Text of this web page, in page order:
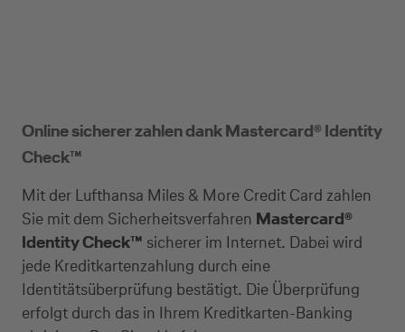
Online sicherer zahlen dank Mastercard® Identity
Check™
Mit der Lufthansa Miles & More Credit Card zahlen
Sie mit dem Sicherheitsverfahren Mastercard®
Identity Check™ sicherer im Internet. Dabei wird
jede Kreditkartenzahlung durch eine
Identitätsüberprüfung bestätigt. Die Überprüfung
erfolgt durch das in Ihrem Kreditkarten-Banking